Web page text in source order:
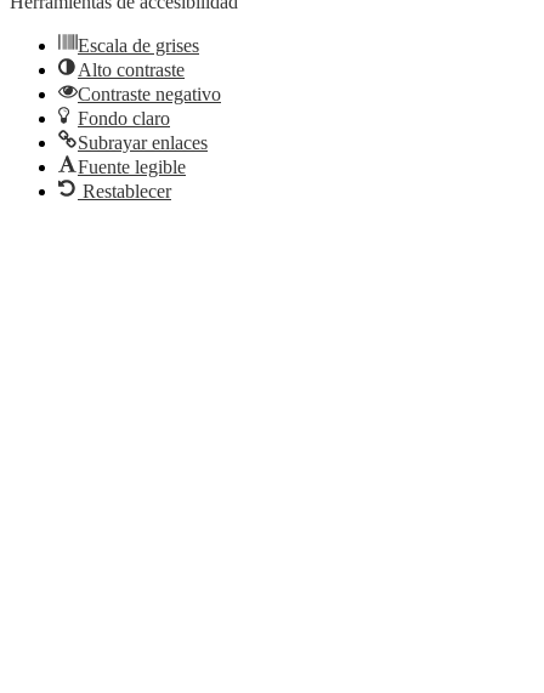
Escala de grises
Alto contraste
Contraste negativo
Fondo claro
Subrayar enlaces
Fuente legible
Restablecer